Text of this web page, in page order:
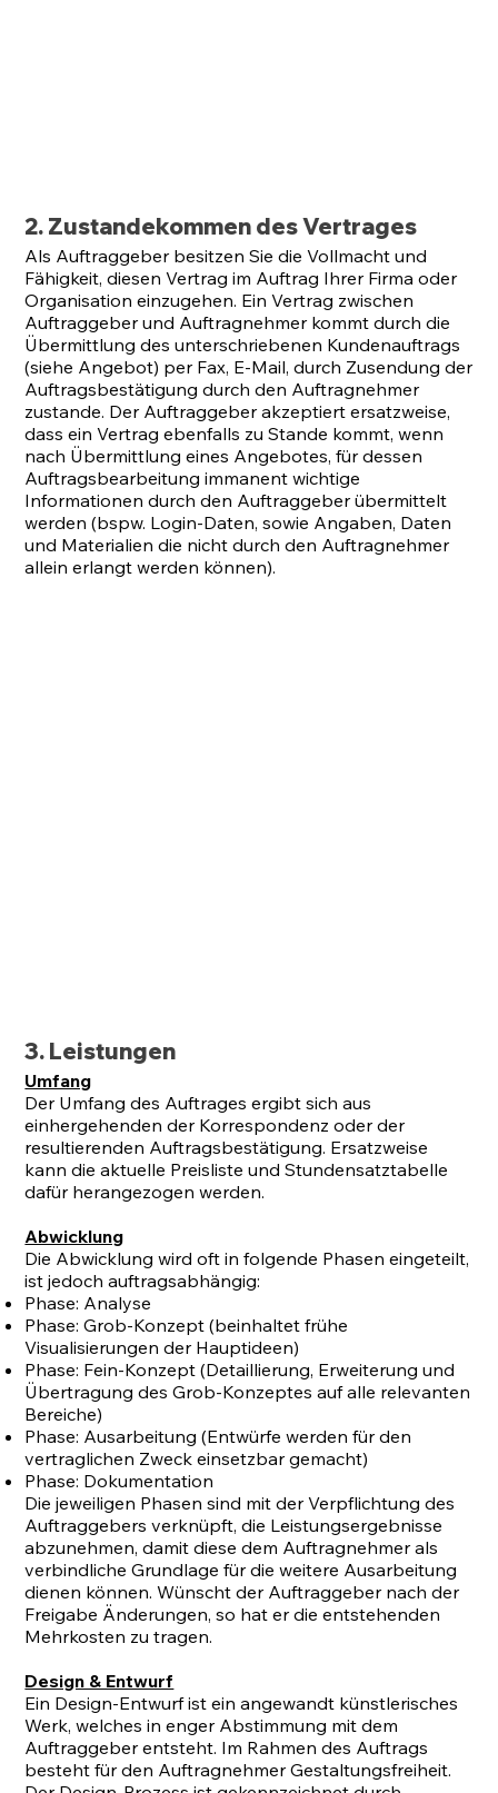
2. Zustandekommen des Vertrages
Als Auftraggeber besitzen Sie die Vollmacht und
Fähigkeit, diesen Vertrag im Auftrag Ihrer Firma oder
Organisation einzugehen. Ein Vertrag zwischen
Auftraggeber und Auftragnehmer kommt durch die
Übermittlung des unterschriebenen Kundenauftrags
(siehe Angebot) per Fax, E-Mail, durch Zusendung der
Auftragsbestätigung durch den Auftragnehmer
zustande. Der Auftraggeber akzeptiert ersatzweise,
dass ein Vertrag ebenfalls zu Stande kommt, wenn
nach Übermittlung eines Angebotes, für dessen
Auftragsbearbeitung immanent wichtige
Informationen durch den Auftraggeber übermittelt
werden (bspw. Login-Daten, sowie Angaben, Daten
und Materialien die nicht durch den Auftragnehmer
allein erlangt werden können).
3. Leistungen
Umfang
Der Umfang des Auftrages ergibt sich aus
einhergehenden der Korrespondenz oder der
resultierenden Auftragsbestätigung. Ersatzweise
kann die aktuelle Preisliste und Stundensatztabelle
dafür herangezogen werden.
Abwicklung
Die Abwicklung wird oft in folgende Phasen eingeteilt,
ist jedoch auftragsabhängig:
Phase: Analyse
Phase: Grob-Konzept (beinhaltet frühe
Visualisierungen der Hauptideen)
Phase: Fein-Konzept (Detaillierung, Erweiterung und
Übertragung des Grob-Konzeptes auf alle relevanten
Bereiche)
Phase: Ausarbeitung (Entwürfe werden für den
vertraglichen Zweck einsetzbar gemacht)
Phase: Dokumentation
Die jeweiligen Phasen sind mit der Verpflichtung des
Auftraggebers verknüpft, die Leistungsergebnisse
abzunehmen, damit diese dem Auftragnehmer als
verbindliche Grundlage für die weitere Ausarbeitung
dienen können. Wünscht der Auftraggeber nach der
Freigabe Änderungen, so hat er die entstehenden
Mehrkosten zu tragen.
Design & Entwurf
Ein Design-Entwurf ist ein angewandt künstlerisches
Werk, welches in enger Abstimmung mit dem
Auftraggeber entsteht. Im Rahmen des Auftrags
besteht für den Auftragnehmer Gestaltungsfreiheit.